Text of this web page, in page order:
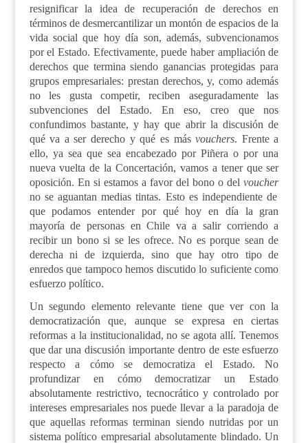
resignificar la idea de recuperación de derechos en
términos de desmercantilizar un montón de espacios de la
vida social que hoy día son, además, subvencionamos
por el Estado. Efectivamente, puede haber ampliación de
derechos que termina siendo ganancias protegidas para
grupos empresariales: prestan derechos, y, como además
no les gusta competir, reciben aseguradamente las
subvenciones del Estado. En eso, creo que nos
confundimos bastante, y hay que abrir la discusión de
qué va a ser derecho y qué es másvouchers. Frente a
ello, ya sea que sea encabezado por Piñera o por una
nueva vuelta de la Concertación, vamos a tener que ser
oposición. En si estamos a favor del bono o delvoucher
no se aguantan medias tintas. Esto es independiente de
que podamos entender por qué hoy en día la gran
mayoría de personas en Chile va a salir corriendo a
recibir un bono si se les ofrece. No es porque sean de
derecha ni de izquierda, sino que hay otro tipo de
enredos que tampoco hemos discutido lo suficiente como
esfuerzo político.
Un segundo elemento relevante tiene que ver con la
democratización que, aunque se expresa en ciertas
reformas a la institucionalidad, no se agota allí. Tenemos
que dar una discusión importante dentro de este esfuerzo
respecto a cómo se democratiza el Estado. No
profundizar en cómo democratizar un Estado
absolutamente restrictivo, tecnocrático y controlado por
intereses empresariales nos puede llevar a la paradoja de
que aquellas reformas terminan siendo nutridas por un
sistema político empresarial absolutamente blindado. Un